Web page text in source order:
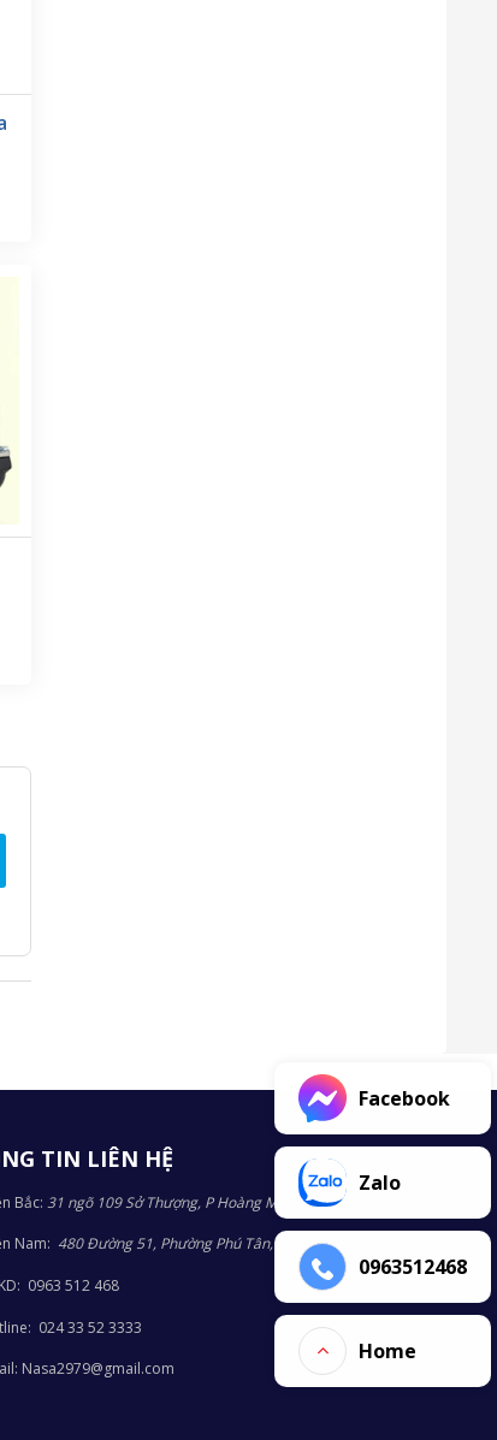
TIN LIÊN HỆ
Bắc: 31 ngõ 109 Sở Thượng, P Hoàng Mai, TP Hà Nội
Nam: 480 Đường 51, Phường Phú Tân, TP Bình Dương
0963 512 468
024 33 52 3333
Nasa2979@gmail.com
Facebook
Zalo
0963512468
Home